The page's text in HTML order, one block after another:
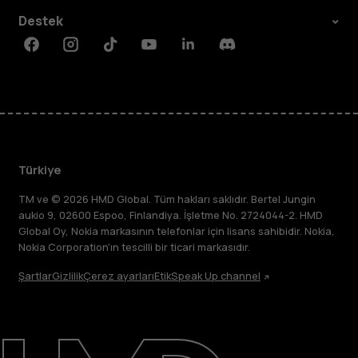
Destek
FacebookInstagramTiktokYoutubeLinkedinDiscord
Türkiye
TM ve © 2026 HMD Global. Tüm hakları saklıdır. Bertel Jungin
aukio 9, 02600 Espoo, Finlandiya. İşletme No. 2724044-2. HMD
Global Oy, Nokia markasının telefonlar için lisans sahibidir. Nokia,
Nokia Corporation'ın tescilli bir ticari markasıdır.
ŞartlarGizlilikÇerez ayarlarıEtikSpeak Up channel